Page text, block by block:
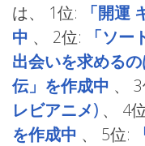
は、 1位:
「開運
中 、 2位:
「ソ
出会いを求める
伝」を作成中 、
レビアニメ) 、 4
を作成中 、 5位: